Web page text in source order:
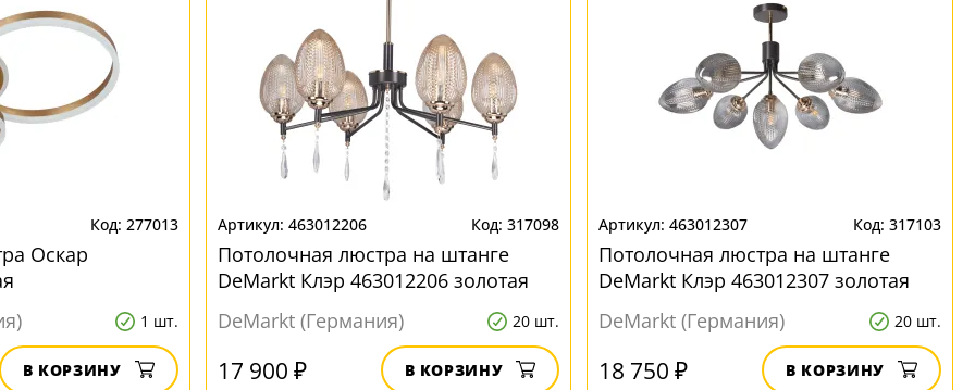
277013
Оскар
1 шт.
В КОРЗИНУ
463012206 317098
Потолочная люстра на штанге
DeMarkt Клэр 463012206 золотая
DeMarkt (Германия)
20 шт.
17 900 ₽ В КОРЗИНУ
463012307 317103
Потолочная люстра на штанге
DeMarkt Клэр 463012307 золотая
DeMarkt (Германия)
20 шт.
18 750 ₽ В КОРЗИНУ